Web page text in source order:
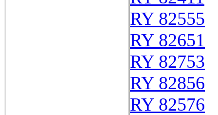
RY 82555
RY 82651
RY 82753
RY 82856
RY 82576